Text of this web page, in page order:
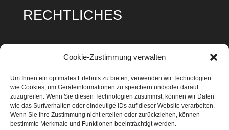
Cookie-Zustimmung verwalten
Um Ihnen ein optimales Erlebnis zu bieten, verwenden wir Technologien
wie Cookies, um Geräteinformationen zu speichern und/oder darauf
zuzugreifen. Wenn Sie diesen Technologien zustimmst, können wir Daten
wie das Surfverhalten oder eindeutige IDs auf dieser Website verarbeiten.
Wenn Sie Ihre Zustimmung nicht erteilen oder zurückziehen, können
bestimmte Merkmale und Funktionen beeinträchtigt werden.
RECHTLICHES
Datenschutz
Cookie Richtlinie